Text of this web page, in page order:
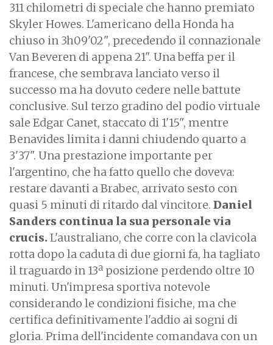
311 chilometri di speciale che hanno premiato
Skyler Howes. L'americano della Honda ha
chiuso in 3h09'02", precedendo il connazionale
Van Beveren di appena 21". Una beffa per il
francese, che sembrava lanciato verso il
successo ma ha dovuto cedere nelle battute
conclusive. Sul terzo gradino del podio virtuale
sale Edgar Canet, staccato di 1'15", mentre
Benavides limita i danni chiudendo quarto a
3'37". Una prestazione importante per
l'argentino, che ha fatto quello che doveva:
restare davanti a Brabec, arrivato sesto con
quasi 5 minuti di ritardo dal vincitore. Daniel
Sanders continua la sua personale via
crucis. L'australiano, che corre con la clavicola
rotta dopo la caduta di due giorni fa, ha tagliato
il traguardo in 13ª posizione perdendo oltre 10
minuti. Un'impresa sportiva notevole
considerando le condizioni fisiche, ma che
certifica definitivamente l'addio ai sogni di
gloria. Prima dell'incidente comandava con un